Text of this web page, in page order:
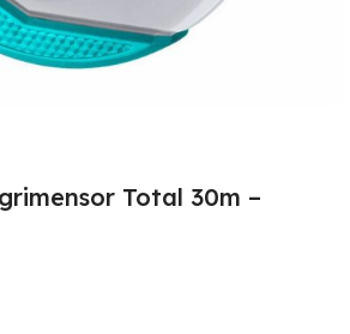
Total 30m –